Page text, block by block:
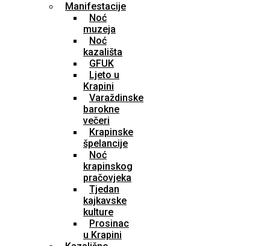
Manifestacije
Noć
muzeja
Noć
kazališta
GFUK
Ljeto u
Krapini
Varaždinske
barokne
večeri
Krapinske
špelancije
Noć
krapinskog
pračovjeka
Tjedan
kajkavske
kulture
Prosinac
u Krapini